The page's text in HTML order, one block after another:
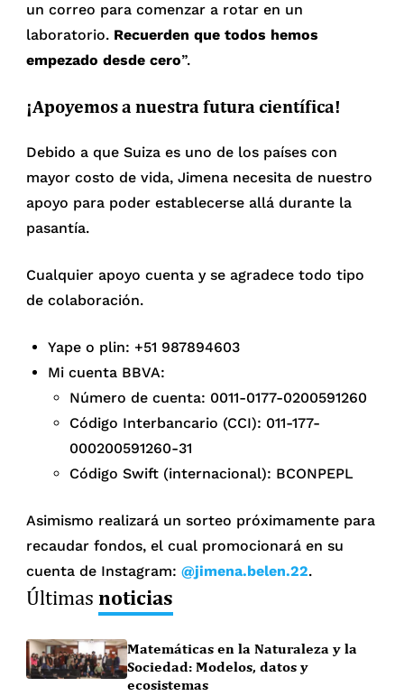
un correo para comenzar a rotar en un
laboratorio. Recuerden que todos hemos
empezado desde cero”.
¡Apoyemos a nuestra futura científica!
Debido a que Suiza es uno de los países con
mayor costo de vida, Jimena necesita de nuestro
apoyo para poder establecerse allá durante la
pasantía.
Cualquier apoyo cuenta y se agradece todo tipo
de colaboración.
Yape o plin: +51 987894603
Mi cuenta BBVA:
Número de cuenta: 0011-0177-0200591260
Código Interbancario (CCI): 011-177-
000200591260-31
Código Swift (internacional): BCONPEPL
Asimismo realizará un sorteo próximamente para
recaudar fondos, el cual promocionará en su
cuenta de Instagram:@jimena.belen.22.
Últimasnoticias
Matemáticas en la Naturaleza y la
Sociedad: Modelos, datos y
ecosistemas